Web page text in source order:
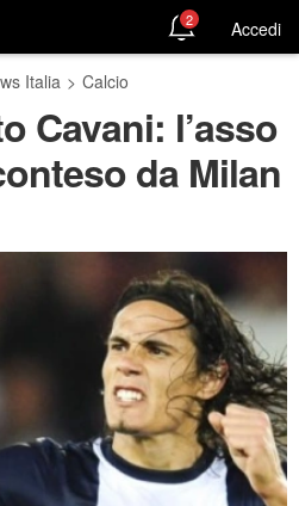
2 Accedi
Italia > Calcio
Cavani: l’asso
da Milan